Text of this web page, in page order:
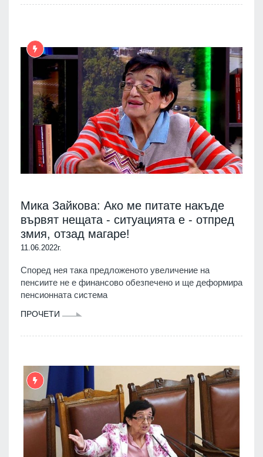
Мика Зайкова: Ако ме питате накъде
вървят нещата - ситуацията е - отпред
змия, отзад магаре!
11.06.2022г.
Според нея така предложеното увеличение на
пенсиите не е финансово обезпечено и ще деформира
пенсионната система
ПРОЧЕТИ